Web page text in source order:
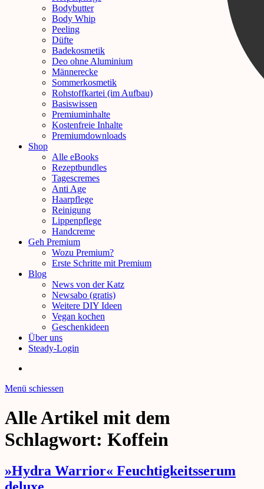
Bodybutter
Body Whip
Peeling
Düfte
Badekosmetik
Deo ohne Aluminium
Männerecke
Sommerkosmetik
Rohstoffkartei (im Aufbau)
Basiswissen
Premiuminhalte
Kostenfreie Inhalte
Premiumdownloads
Shop
Alle eBooks
Rezeptbundles
Tagescremes
Anti Age
Haarpflege
Reinigung
Lippenpflege
Handcreme
Geh Premium
Wozu Premium?
Erste Schritte mit Premium
Blog
News von der Katz
Newsabo (gratis)
Weitere DIY Ideen
Vegan kochen
Geschenkideen
Über uns
Steady-Login
Menü schiessen
Alle Artikel mit dem
Schlagwort: Koffein
»Hydra Warrior« Feuchtigkeitsserum